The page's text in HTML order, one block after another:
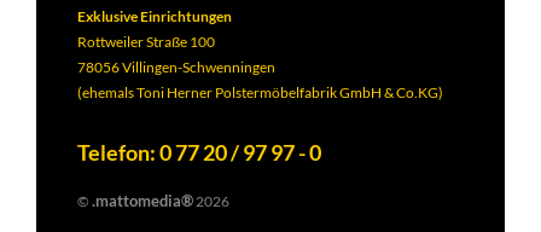
Exklusive Einrichtungen
Rottweiler Straße 100
78056 Villingen-Schwenningen
(ehemals Toni Herner Polstermöbelfabrik GmbH & Co.KG)
Telefon: 0 77 20 / 97 97 - 0
© .mattomedia®2026